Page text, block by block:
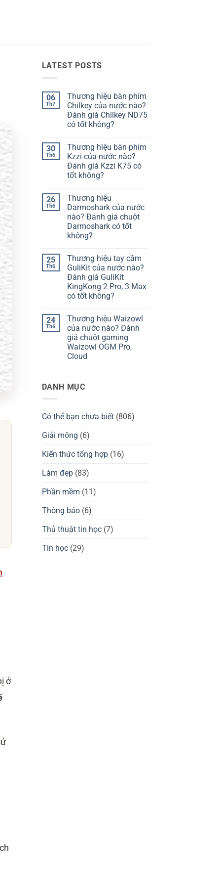
ở
LATEST POSTS
06
Th7
Thương hiệu bàn phím
Chilkey của nước nào?
Đánh giá Chilkey ND75
có tốt không?
bình
luận
ở
Thương
hiệu
bàn
của
nước
nào?
Đánh
giá
Chilkey
ND75
không?
30
Th6
Thương hiệu bàn phím
Kzzi của nước nào?
Đánh giá Kzzi K75 có
tốt không?
bình
luận
ở
Thương
hiệu
bàn
phím
nước
nào?
Đánh
giá
Kzzi
K75
có
tốt
26
Th6
Thương hiệu
Darmoshark của nước
nào? Đánh giá chuột
Darmoshark có tốt
không?
bình
luận
ở
Thương
hiệu
Darmoshark
của
Đánh
giá
chuột
Darmoshark
có
tốt
không?
25
Th6
Thương hiệu tay cầm
GuliKit của nước nào?
Đánh giá GuliKit
KingKong 2 Pro, 3 Max
có tốt không?
bình
luận
ở
Thương
hiệu
tay
cầm
nào?
Đánh
2
Pro,
Max
có
không?
24
Th6
Thương hiệu Waizowl
của nước nào? Đánh
giá chuột gaming
Waizowl OGM Pro,
Cloud
luận
ở
của
Đánh
gaming
OGM
Pro,
DANH MỤC
Có thể bạn chưa biết(806)
Giải mộng (6)
Kiến thức tổng hợp(16)
Làm đẹp(83)
Phần mềm (11)
Thông báo(6)
Thủ thuật tin học(7)
Tin học(29)